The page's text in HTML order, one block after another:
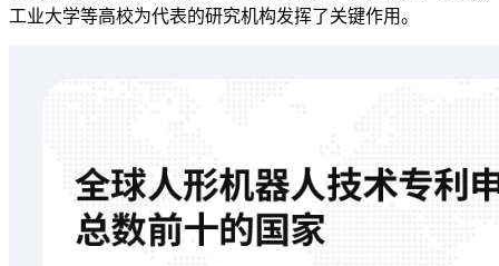
工业大学等高校为代表的研究机构发挥了关键作用。